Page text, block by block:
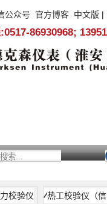
公众号 官方博客 中文版 |
86930968;
校验仪 热工校验仪（信